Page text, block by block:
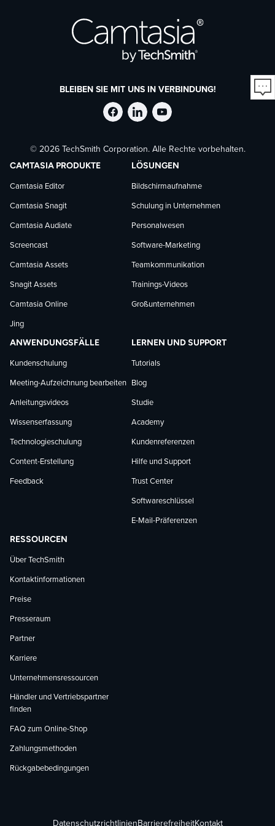
BLEIBEN SIE MIT UNS IN VERBINDUNG!
TechSmith
auf
Facebook
folgen
TechSmith
auf
LinkedIn
folgen
TechSmith
auf
YouTube
folgen
© 2026 TechSmith Corporation. Alle Rechte vorbehalten.
CAMTASIA PRODUKTE
Camtasia Editor
Camtasia Snagit
Camtasia Audiate
Screencast
Camtasia Assets
Snagit Assets
Camtasia Online
Jing
LÖSUNGEN
Bildschirmaufnahme
Schulung in Unternehmen
Personalwesen
Software-Marketing
Teamkommunikation
Trainings-Videos
Großunternehmen
ANWENDUNGSFÄLLE
Kundenschulung
Meeting-Aufzeichnung bearbeiten
Anleitungsvideos
Wissenserfassung
Technologieschulung
Content-Erstellung
Feedback
LERNEN UND SUPPORT
Tutorials
Blog
Studie
Academy
Kundenreferenzen
Hilfe und Support
Trust Center
Softwareschlüssel
E-Mail-Präferenzen
RESSOURCEN
Über TechSmith
Kontaktinformationen
Preise
Presseraum
Partner
Karriere
Unternehmensressourcen
Händler und Vertriebspartner
finden
FAQ zum Online-Shop
Zahlungsmethoden
Rückgabebedingungen
Datenschutzrichtlinien BarrierefreiheitKontakt